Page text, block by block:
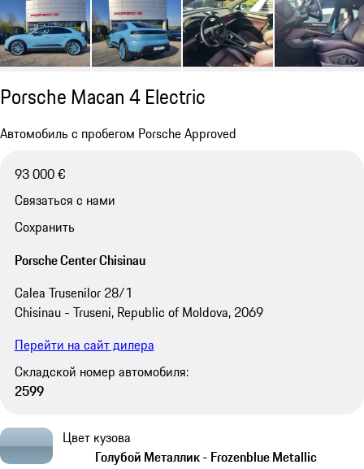
Porsche Macan 4 Electric
Автомобиль с пробегом Porsche Approved
93 000 €
Связаться с нами
Сохранить
Porsche Center Chisinau
Calea Trusenilor 28/1
Chisinau - Truseni, Republic of Moldova, 2069
Перейти на сайт дилера
Складской номер автомобиля:
2599
Цвет кузова
Голубой Металлик - Frozenblue Metallic